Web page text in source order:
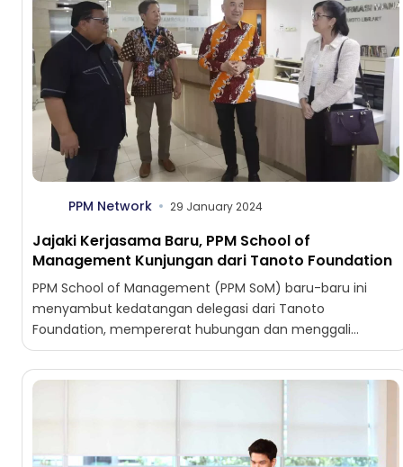
PPM Network 29 January 2024
Jajaki Kerjasama Baru, PPM School of
Management Kunjungan dari Tanoto Foundation
PPM School of Management (PPM SoM) baru-baru ini
menyambut kedatangan delegasi dari Tanoto
Foundation, mempererat hubungan dan menggali
peluang kerja sama lebih lanjut di arena...